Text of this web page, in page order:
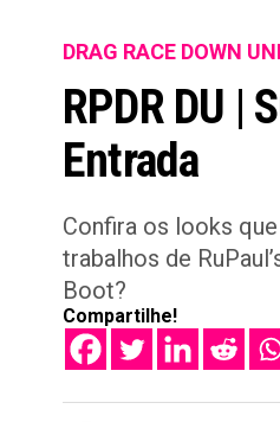
DRAG RACE DOWN
RPDR DU |
Entrada
Confira os looks
trabalhos de
Boot?
Compartilhe!